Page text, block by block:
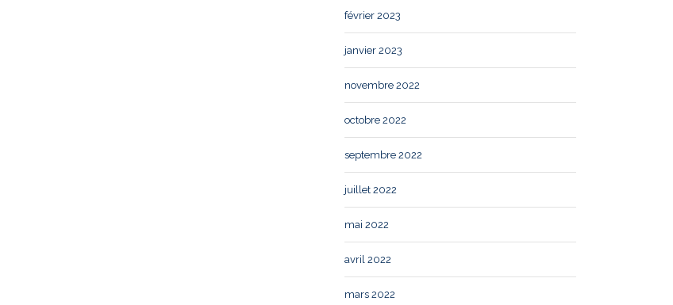
février 2023
janvier 2023
novembre 2022
octobre 2022
septembre 2022
juillet 2022
mai 2022
avril 2022
mars 2022